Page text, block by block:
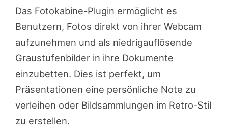
Das Fotokabine-Plugin ermöglicht es
Benutzern, Fotos direkt von ihrer Webcam
aufzunehmen und als niedrigauflösende
Graustufenbilder in ihre Dokumente
einzubetten. Dies ist perfekt, um
Präsentationen eine persönliche Note zu
verleihen oder Bildsammlungen im Retro-Stil
zu erstellen.